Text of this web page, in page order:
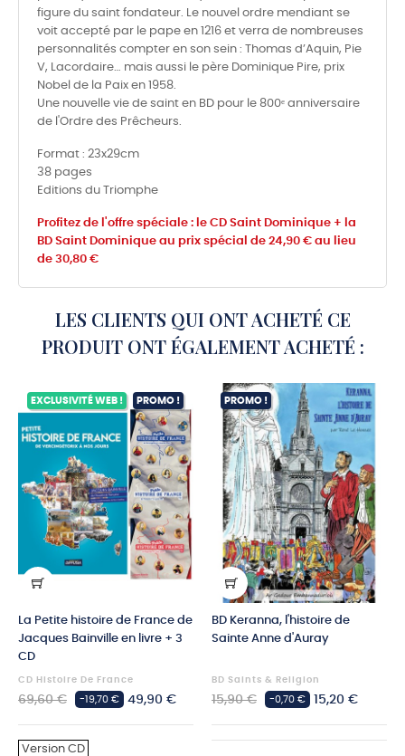
figure du saint fondateur. Le nouvel ordre mendiant se
voit accepté par le pape en 1216 et verra de nombreuses
personnalités compter en son sein : Thomas d’Aquin, Pie
V, Lacordaire… mais aussi le père Dominique Pire, prix
Nobel de la Paix en 1958.
Une nouvelle vie de saint en BD pour le 800ᵉ anniversaire
de l'Ordre des Prêcheurs.
Format : 23x29cm
38 pages
Editions du Triomphe
Profitez de l'offre spéciale : le CD Saint Dominique + la
BD Saint Dominique au prix spécial de 24,90 € au lieu
de 30,80 €
LES CLIENTS QUI ONT ACHETÉ CE
PRODUIT ONT ÉGALEMENT ACHETÉ :
EXCLUSIVITÉ WEB ! PROMO !
La Petite histoire de France de
Jacques Bainville en livre + 3
CD
CD Histoire De France
Prix
69,60 € -19,70 € Prix
49,90 €
Version CD
PROMO !
BD Keranna, l'histoire de
Sainte Anne d'Auray
BD Saints & Religion
Prix
15,90 € -0,70 € Prix
15,20 €